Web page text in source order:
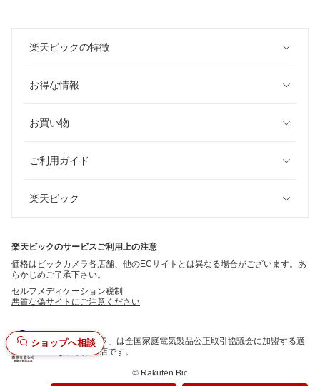
ショップへ相談
楽天ビックの特徴
お得な情報
お買い物
ご利用ガイド
楽天ビック
楽天ビックのサービスご利用上の注意
価格はビックカメラ各店舗、他のECサイトとは異なる場合がございます。あ
らかじめご了承下さい。
セルフメディケーション税制
悪質な偽サイトにご注意ください
「ビックカメラ」は全国家庭電気製品公正取引協議会に加盟する適
正な表示推進店です。
© Rakuten Bic